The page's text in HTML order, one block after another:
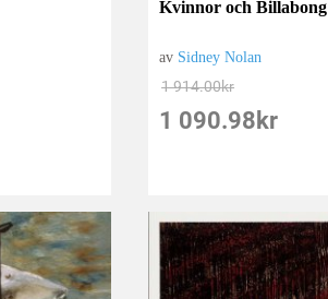
Kvinnor och Billabong
av Sidney Nolan
1 914.00kr
1 090.98 kr